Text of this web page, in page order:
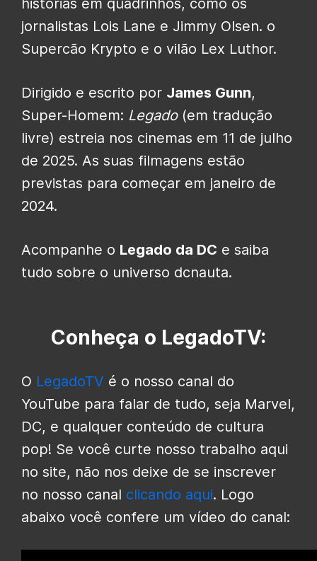
histórias em quadrinhos, como os
jornalistas Lois Lane e Jimmy Olsen. o
Supercão Krypto e o vilão Lex Luthor.
Dirigido e escrito por James Gunn,
Super-Homem: Legado(em tradução
livre) estreia nos cinemas em 11 de julho
de 2025. As suas filmagens estão
previstas para começar em janeiro de
2024.
Acompanhe o Legado da DC e saiba
tudo sobre o universo dcnauta.
Conheça o LegadoTV:
O LegadoTV é o nosso canal do
YouTube para falar de tudo, seja Marvel,
DC, e qualquer conteúdo de cultura
pop! Se você curte nosso trabalho aqui
no site, não nos deixe de se inscrever
no nosso canal clicando aqui. Logo
abaixo você confere um vídeo do canal: